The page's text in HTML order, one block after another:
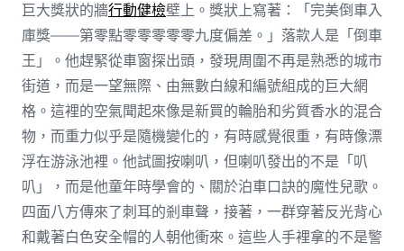
巨大獎狀的牆行動健檢壁上。獎狀上寫著：「完美倒車入
庫獎——第零點零零零零零九度偏差。」落款人是「倒車
王」。他趕緊從車窗探出頭，發現周圍不再是熟悉的城市
街道，而是一望無際、由無數白線和編號組成的巨大網
格。這裡的空氣聞起來像是新買的輪胎和劣質香水的混合
物，而重力似乎是隨機變化的，有時感覺很重，有時像漂
浮在游泳池裡。他試圖按喇叭，但喇叭發出的不是「叭
叭」，而是他童年時學會的、關於泊車口訣的魔性兒歌。
四面八方傳來了刺耳的剎車聲，接著，一群穿著反光背心
和戴著白色安全帽的人朝他衝來。這些人手裡拿的不是警